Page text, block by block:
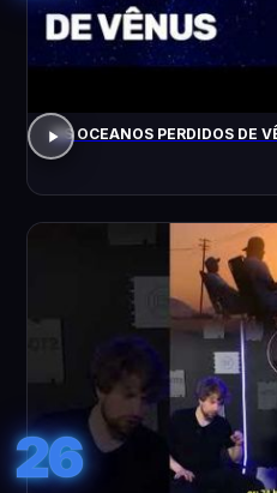
OS OCEANOS PERDIDOS DE
26